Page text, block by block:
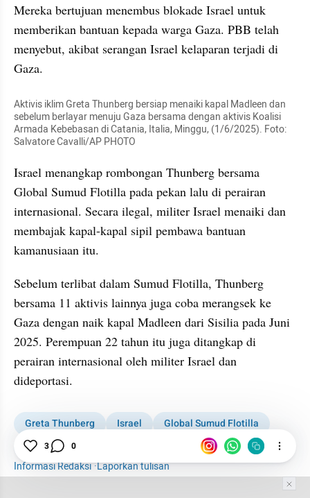
Mereka bertujuan menembus blokade Israel untuk
memberikan bantuan kepada warga Gaza. PBB telah
menyebut, akibat serangan Israel kelaparan terjadi di
Gaza.
Aktivis iklim Greta Thunberg bersiap menaiki kapal Madleen dan
sebelum berlayar menuju Gaza bersama dengan aktivis Koalisi
Armada Kebebasan di Catania, Italia, Minggu, (1/6/2025). Foto:
Salvatore Cavalli/AP PHOTO
Israel menangkap rombongan Thunberg bersama
Global Sumud Flotilla pada pekan lalu di perairan
internasional. Secara ilegal, militer Israel menaiki dan
membajak kapal-kapal sipil pembawa bantuan
kamanusiaan itu.
Sebelum terlibat dalam Sumud Flotilla, Thunberg
bersama 11 aktivis lainnya juga coba merangsek ke
Gaza dengan naik kapal Madleen dari Sisilia pada Juni
2025. Perempuan 22 tahun itu juga ditangkap di
perairan internasional oleh militer Israel dan
dideportasi.
Greta Thunberg Israel
Global Sumud Flotilla
Internasional
Informasi Redaksi·Laporkan tulisan
3 0